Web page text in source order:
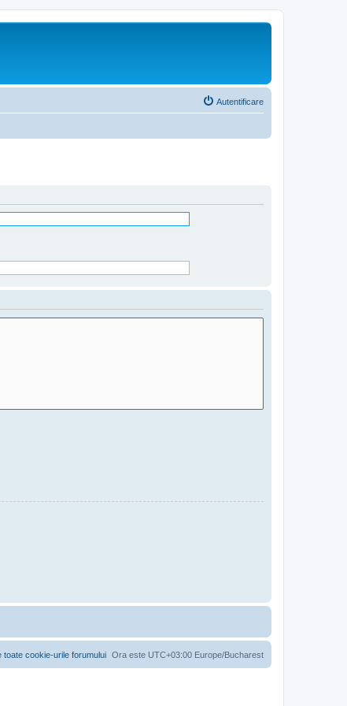
Autentificare
Ora este UTC+03:00 Europe/Bucharest
toate cookie-urile forumului